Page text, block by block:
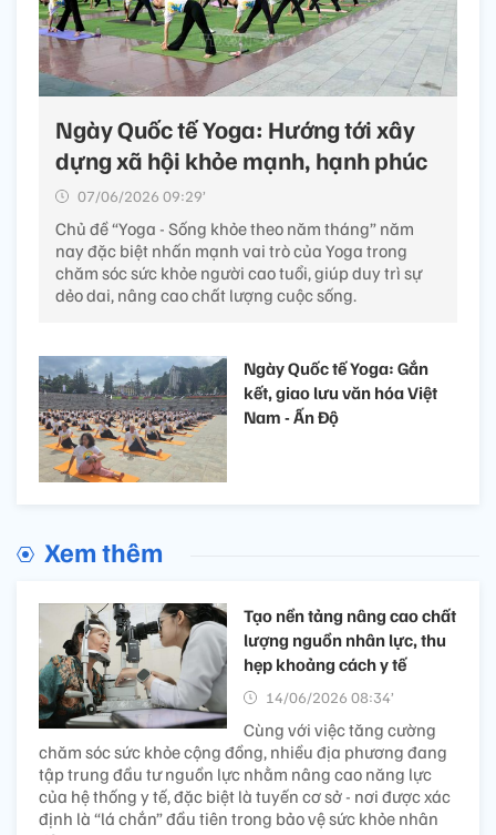
Ngày Quốc tế Yoga: Hướng tới xây
dựng xã hội khỏe mạnh, hạnh phúc
07/06/2026 09:29’
Chủ đề “Yoga - Sống khỏe theo năm tháng” năm
nay đặc biệt nhấn mạnh vai trò của Yoga trong
chăm sóc sức khỏe người cao tuổi, giúp duy trì sự
dẻo dai, nâng cao chất lượng cuộc sống.
Ngày Quốc tế Yoga: Gắn
kết, giao lưu văn hóa Việt
Nam - Ấn Độ
Xem thêm
Tạo nền tảng nâng cao chất
lượng nguồn nhân lực, thu
hẹp khoảng cách y tế
14/06/2026 08:34’
Cùng với việc tăng cường
chăm sóc sức khỏe cộng đồng, nhiều địa phương đang
tập trung đầu tư nguồn lực nhằm nâng cao năng lực
của hệ thống y tế, đặc biệt là tuyến cơ sở - nơi được xác
định là “lá chắn” đầu tiên trong bảo vệ sức khỏe nhân